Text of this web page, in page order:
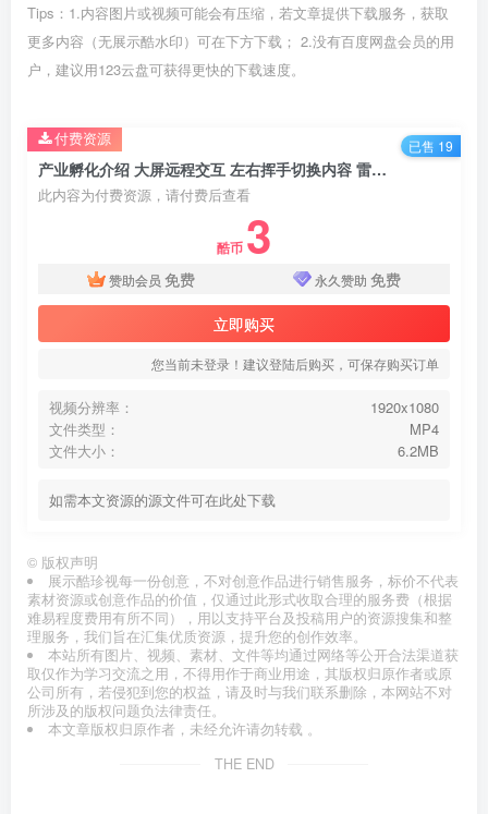
Tips：1.内容图片或视频可能会有压缩，若文章提供下载服务，获取
更多内容（无展示酷水印）可在下方下载； 2.没有百度网盘会员的用
户，建议用123云盘可获得更快的下载速度。
产业孵化介绍 大屏远程交互 左右挥手切换内容 雷达感应隔空互动
此内容为付费资源，请付费后查看
酷币 3
赞助会员 免费 永久赞助 免费
立即购买
您当前未登录！建议登陆后购买，可保存购买订单
视频分辨率：
1920x1080
文件类型：
MP4
文件大小：
6.2MB
如需本文资源的源文件可在此处下载
付费资源 已售 19
© 版权声明
展示酷珍视每一份创意，不对创意作品进行销售服务，标价不代表
素材资源或创意作品的价值，仅通过此形式收取合理的服务费（根据
难易程度费用有所不同），用以支持平台及投稿用户的资源搜集和整
理服务，我们旨在汇集优质资源，提升您的创作效率。
本站所有图片、视频、素材、文件等均通过网络等公开合法渠道获
取仅作为学习交流之用，不得用作于商业用途，其版权归原作者或原
公司所有，若侵犯到您的权益，请及时与我们联系删除，本网站不对
所涉及的版权问题负法律责任。
本文章版权归原作者，未经允许请勿转载 。
THE END